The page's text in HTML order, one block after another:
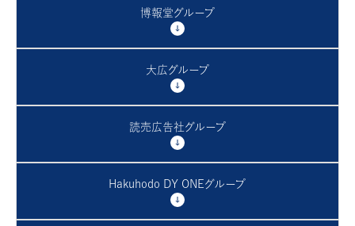
博報堂グループ
大広グループ
読売広告社グループ
Hakuhodo DY ONEグループ